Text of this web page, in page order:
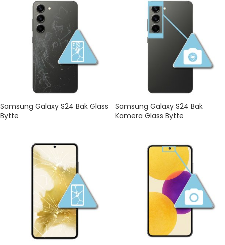
Samsung Galaxy S24 Bak Glass
Bytte
Samsung Galaxy S24 Bak
Kamera Glass Bytte